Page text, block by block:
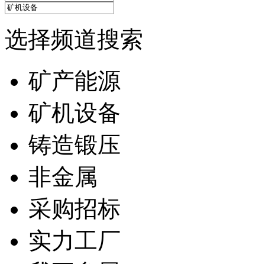
选择频道搜索
矿产能源
矿机设备
铸造锻压
非金属
采购招标
实力工厂